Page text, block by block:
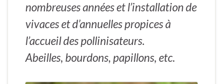
nombreuses années et l’installation de
vivaces et d’annuelles propices à
l’accueil des pollinisateurs.
Abeilles, bourdons, papillons, etc.